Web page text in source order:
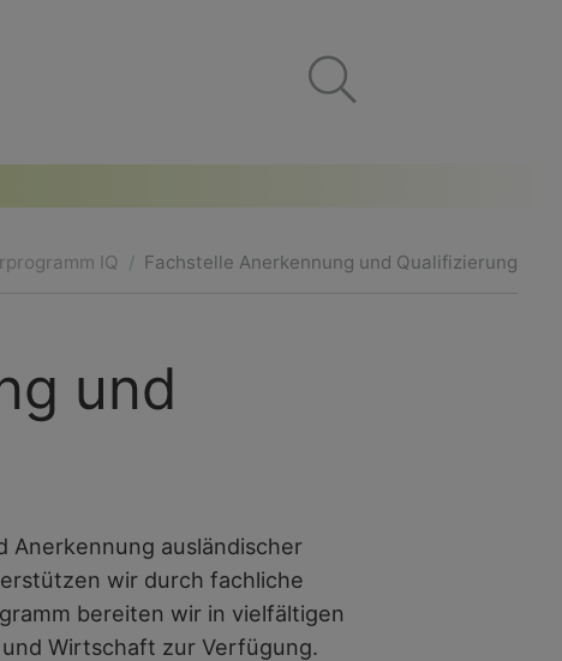
IQ Fachstelle Anerkennung und Qualifizierung
und
Anerkennung ausländischer
wir durch fachliche
bereiten wir in vielfältigen
Wirtschaft zur Verfügung.